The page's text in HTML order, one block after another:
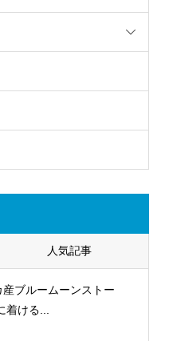
人気記事
産ブルームーンストー
着ける...